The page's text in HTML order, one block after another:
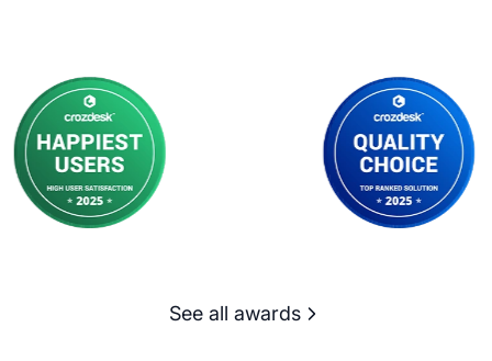
See all awards